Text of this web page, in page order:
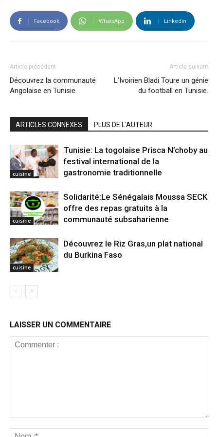
Facebook WhatsApp Linkedin
Article précédent
Découvrez la communauté
Angolaise en Tunisie.
Article suivant
L’Ivoirien Bladi Toure un génie
du football en Tunisie.
ARTICLES CONNEXES PLUS DE L'AUTEUR
cuisine
Tunisie: La togolaise Prisca N’choby au
festival international de la
gastronomie traditionnelle
cuisine
Solidarité:Le Sénégalais Moussa SECK
offre des repas gratuits à la
communauté subsaharienne
cuisine
Découvrez le Riz Gras,un plat national
du Burkina Faso
LAISSER UN COMMENTAIRE